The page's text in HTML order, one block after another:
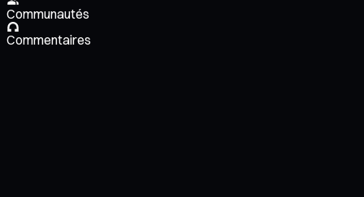
Communautés
Commentaires